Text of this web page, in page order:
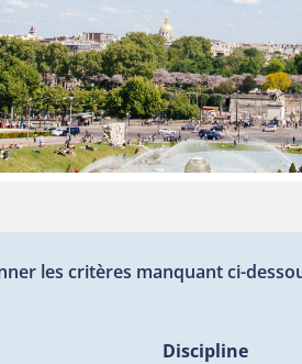
les critères manquant ci-
Discipline